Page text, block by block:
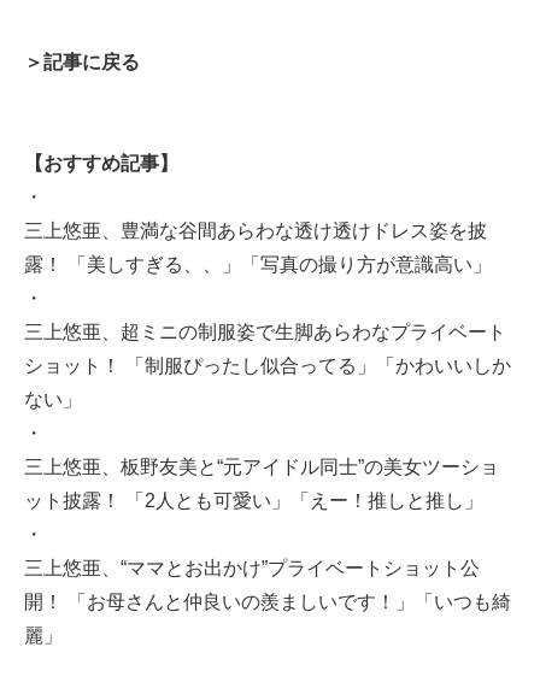
＞記事に戻る
【おすすめ記事】
・
三上悠亜、豊満な谷間あらわな透け透けドレス姿を披
露！ 「美しすぎる、、」「写真の撮り方が意識高い」
・
三上悠亜、超ミニの制服姿で生脚あらわなプライベート
ショット！ 「制服ぴったし似合ってる」「かわいいしか
ない」
・
三上悠亜、板野友美と“元アイドル同士”の美女ツーショ
ット披露！ 「2人とも可愛い」「えー！推しと推し」
・
三上悠亜、“ママとお出かけ”プライベートショット公
開！ 「お母さんと仲良いの羨ましいです！」「いつも綺
麗」